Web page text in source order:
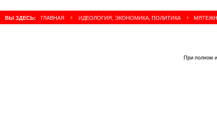
ВЫ ЗДЕСЬ: ГЛАВНАЯ ИДЕОЛОГИЯ, ЭКОНОМИКА, ПОЛИТИКА
При полном